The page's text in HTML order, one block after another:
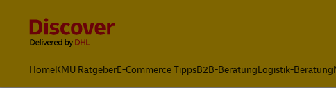
HomeKMU RatgeberE-Commerce TippsB2B-BeratungLogistik-Beratung